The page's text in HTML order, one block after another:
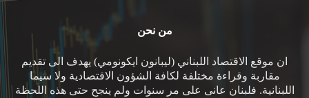
من نحن
ان موقع الاقتصاد اللبناني (ليبانون ايكونومي) يهدف الى تقديم
مقاربة وقراءة مختلفة لكافة الشؤون الاقتصادية ولا سيما
اللبنانية. فلبنان عانى على مر سنوات ولم ينجح حتى هذه اللحظة